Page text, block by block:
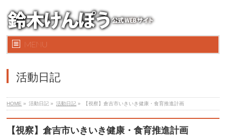
MENU
活動日記
HOME » 活動日記 » 活動日記 » 【視察】倉吉市いきいき健康・食育推進計画
【視察】倉吉市いきいき健康・食育推進計画